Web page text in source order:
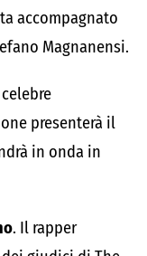
accompagnato
Magnanensi.
presenterà il
in onda in
. Il rapper